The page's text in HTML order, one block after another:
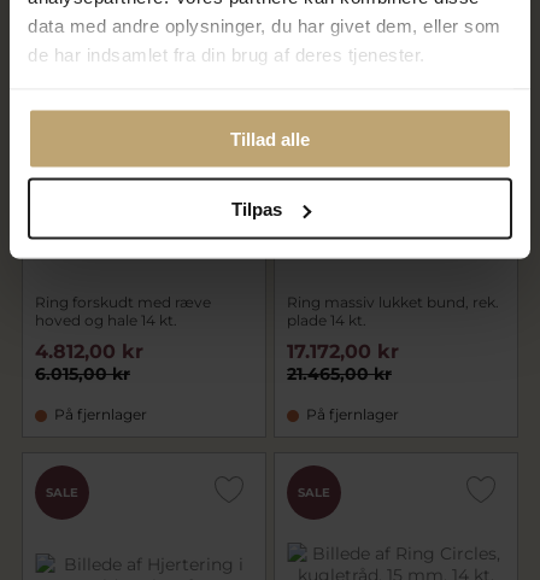
data med andre oplysninger, du har givet dem, eller som
de har indsamlet fra din brug af deres tjenester.
Tillad alle
Tilpas
På fjernlager På fjernlager
Ring forskudt med ræve
hoved og hale 14 kt.
6.015,00 kr
4.812,00 kr
På fjernlager
Ring massiv lukket bund, rek.
plade 14 kt.
21.465,00 kr
17.172,00 kr
På fjernlager
SALE SALE